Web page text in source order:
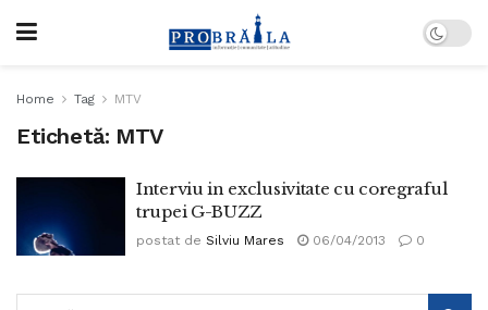
Home Tag MTV
Etichetă: MTV
Interviu in exclusivitate cu coregraful
trupei G-BUZZ
postat de Silviu Mares 06/04/2013 0